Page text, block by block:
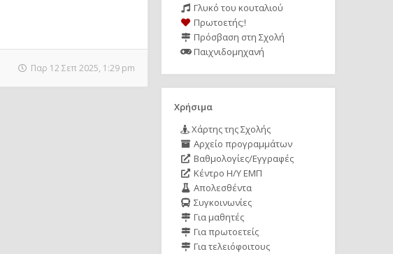
Παρ 12 Σεπ 2025, 1:29 pm
Γλυκό του κουταλιού
Πρωτοετής;!
Πρόσβαση στη Σχολή
Παιχνιδομηχανή
Χρήσιμα
Χάρτης της Σχολής
Αρχείο προγραμμάτων
Βαθμολογίες/Εγγραφές
Κέντρο Η/Υ ΕΜΠ
Απολεσθέντα
Συγκοινωνίες
Για μαθητές
Για πρωτοετείς
Για τελειόφοιτους